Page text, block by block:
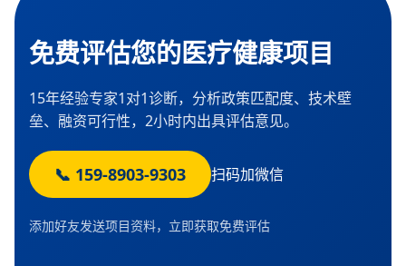
免费评估您的医疗健康项目
15年经验专家1对1诊断，分析政策匹配度、技术壁
垒、融资可行性，2小时内出具评估意见。
📞 159-8903-9303 扫码加微信
添加好友发送项目资料，立即获取免费评估